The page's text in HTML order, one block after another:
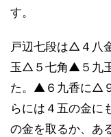
す。
戸辺七段は△４八
玉△５七角▲５九
た。▲６九香に△
らには４五の金に
の金を取るか、あ